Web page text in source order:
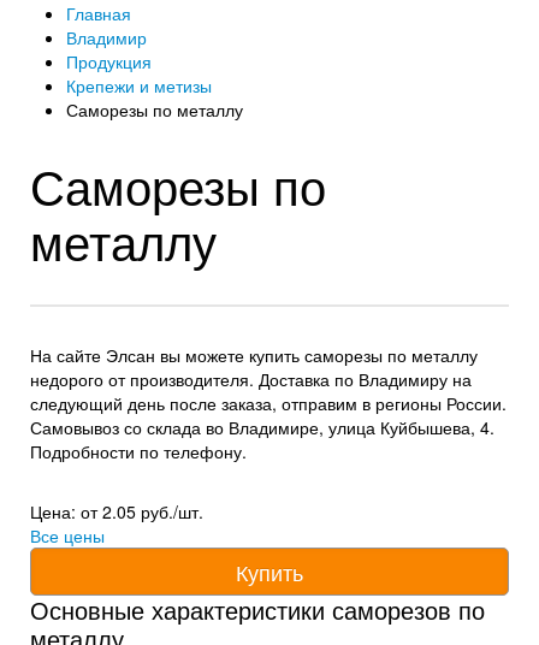
Главная
Владимир
Продукция
Крепежи и метизы
Саморезы по металлу
Саморезы по
металлу
На сайте Элсан вы можете купить саморезы по металлу
недорого от производителя. Доставка по Владимиру на
следующий день после заказа, отправим в регионы России.
Самовывоз со склада во Владимире, улица Куйбышева, 4.
Подробности по телефону.
Цена: от 2.05 руб./шт.
Все цены
Купить
Основные характеристики саморезов по